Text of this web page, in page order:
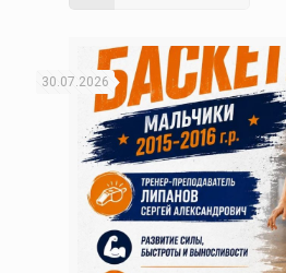
30.07.2026